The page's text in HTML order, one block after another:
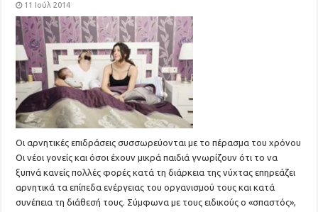
11 Ιούλ 2014
Οι αρνητικές επιδράσεις συσσωρεύονται με το πέρασμα του χρόνου
Οι νέοι γονείς και όσοι έχουν μικρά παιδιά γνωρίζουν ότι το να
ξυπνά κανείς πολλές φορές κατά τη διάρκεια της νύχτας επηρεάζει
αρνητικά τα επίπεδα ενέργειας του οργανισμού τους και κατά
συνέπεια τη διάθεσή τους. Σύμφωνα με τους ειδικούς ο «σπαστός»,